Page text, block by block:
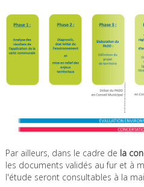
Par ailleurs, dans le cadre de la
les documents validés au fur et à
l'étude seront consultables à la